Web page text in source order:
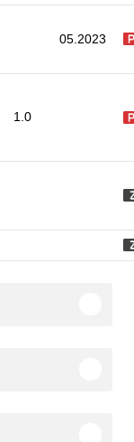
05.2023
1.0